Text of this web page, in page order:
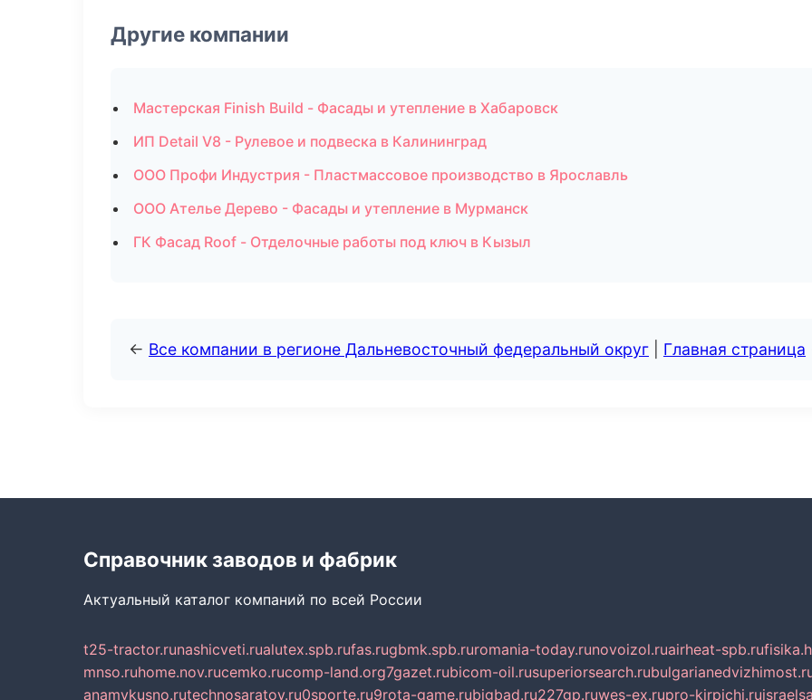
Другие компании
Мастерская Finish Build - Фасады и утепление в Хабаровск
ИП Detail V8 - Рулевое и подвеска в Калининград
ООО Профи Индустрия - Пластмассовое производство в Ярославль
ООО Ателье Дерево - Фасады и утепление в Мурманск
ГК Фасад Roof - Отделочные работы под ключ в Кызыл
← Все компании в регионе Дальневосточный федеральный округ Главная страница
Справочник заводов и фабрик
Актуальный каталог компаний по всей России
t25-tractor.runashicveti.rualutex.spb.rufas.rugbmk.spb.ruromania-today.runovoizol.ruairheat-spb.ru
mnso.ruhome.nov.rucemko.rucomp-land.org7gazet.rubicom-oil.rusuperiorsearch.ru
anamvkusno.rutechnosaratov.ru0sporte.ru9rota-game.rubigbad.ru227gp.ruwes-ex.rupro-kirpichi.ru